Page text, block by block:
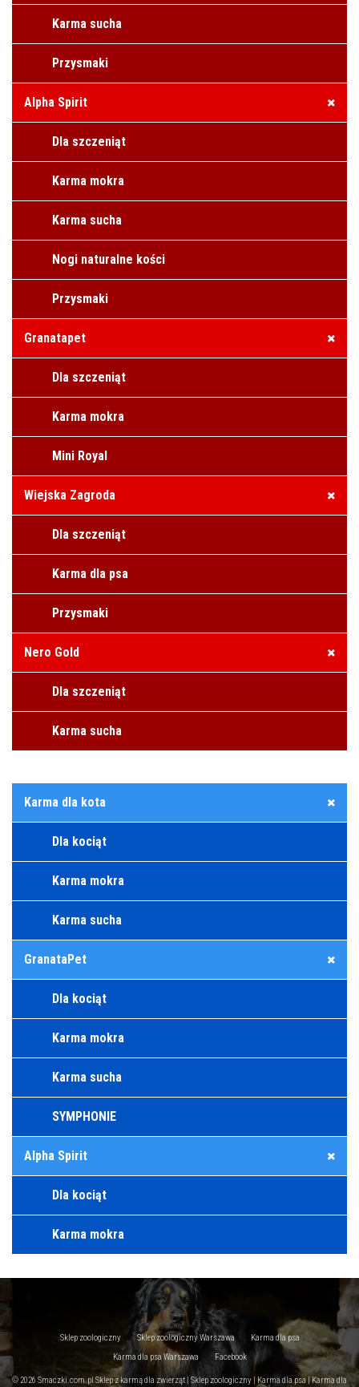
Karma sucha
Przysmaki
Alpha Spirit
Dla szczeniąt
Karma mokra
Karma sucha
Nogi naturalne kości
Przysmaki
Granatapet
Dla szczeniąt
Karma mokra
Mini Royal
Wiejska Zagroda
Dla szczeniąt
Karma dla psa
Przysmaki
Nero Gold
Dla szczeniąt
Karma sucha
Karma dla kota
Dla kociąt
Karma mokra
Karma sucha
GranataPet
Dla kociąt
Karma mokra
Karma sucha
SYMPHONIE
Alpha Spirit
Dla kociąt
Karma mokra
Sklep zoologiczny Sklep zoologiczny Warszawa
Karma dla psa
Karma dla psa Warszawa
Facebook
© 2026 Smaczki.com.pl Sklep z karmą dla zwierząt | Sklep zoologiczny | Karma dla psa | Karma dla